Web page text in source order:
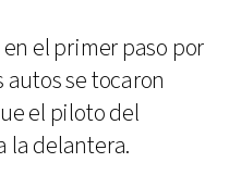
el primer paso por
se tocaron
el piloto del
la delantera.